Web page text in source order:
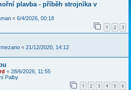
plavba - příběh strojníka v
« 6/4/2026, 00:18
1 2 3
« 21/12/2020, 14:12
« 28/6/2026, 11:55
Palby
1 2 3 4 5 6